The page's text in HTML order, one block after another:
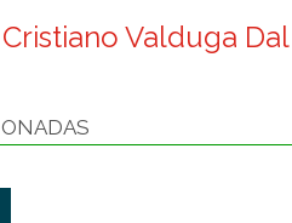
Cristiano Valduga Dal